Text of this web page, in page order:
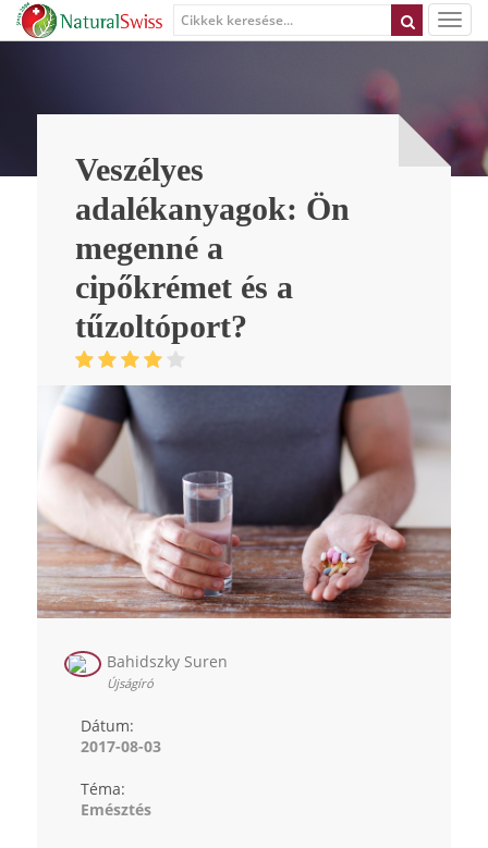
Veszélyes
adalékanyagok: Ön
megenné a
cipőkrémet és a
tűzoltóport?
Bahidszky Suren
Újságíró
Dátum:
2017-08-03
Téma:
Emésztés